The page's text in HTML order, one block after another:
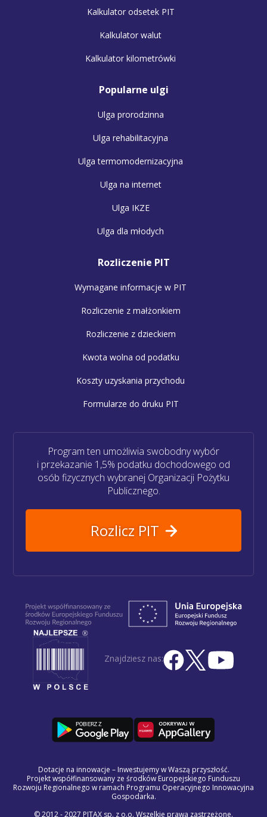
Kalkulator odsetek PIT
Kalkulator walut
Kalkulator kilometrówki
Popularne ulgi
Ulga prorodzinna
Ulga rehabilitacyjna
Ulga termomodernizacyjna
Ulga na internet
Ulga IKZE
Ulga dla młodych
Rozliczenie PIT
Wymagane informacje w PIT
Rozliczenie z małżonkiem
Rozliczenie z dzieckiem
Kwota wolna od podatku
Koszty uzyskania przychodu
Formularze do druku PIT
Program ten umożliwia swobodny wybór
i przekazanie 1,5% podatku dochodowego od
osób fizycznych wybranej Organizacji Pożytku
Publicznego.
Rozlicz PIT
Znajdziesz nas:
Dotacje na innowacje – Inwestujemy w Waszą przyszłość.
Projekt współfinansowany ze środków Europejskiego Funduszu
Rozwoju Regionalnego w ramach Programu Operacyjnego Innowacyjna
Gospodarka.
© 2012 - 2027 PITAX sp. z o.o. Wszelkie prawa zastrzeżone.